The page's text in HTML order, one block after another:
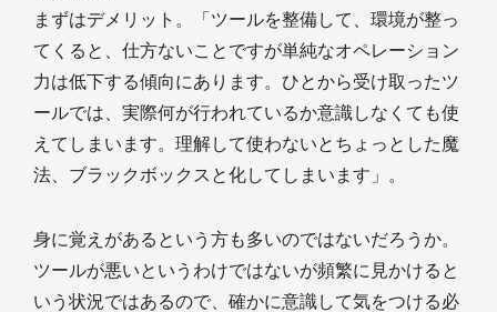
まずはデメリット。「ツールを整備して、環境が整っ
てくると、仕方ないことですが単純なオペレーション
力は低下する傾向にあります。ひとから受け取ったツ
ールでは、実際何が行われているか意識しなくても使
えてしまいます。理解して使わないとちょっとした魔
法、ブラックボックスと化してしまいます」。
身に覚えがあるという方も多いのではないだろうか。
ツールが悪いというわけではないが頻繁に見かけると
いう状況ではあるので、確かに意識して気をつける必